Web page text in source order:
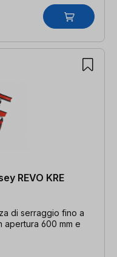
REVO KRE
di serraggio fino a
600 mm e